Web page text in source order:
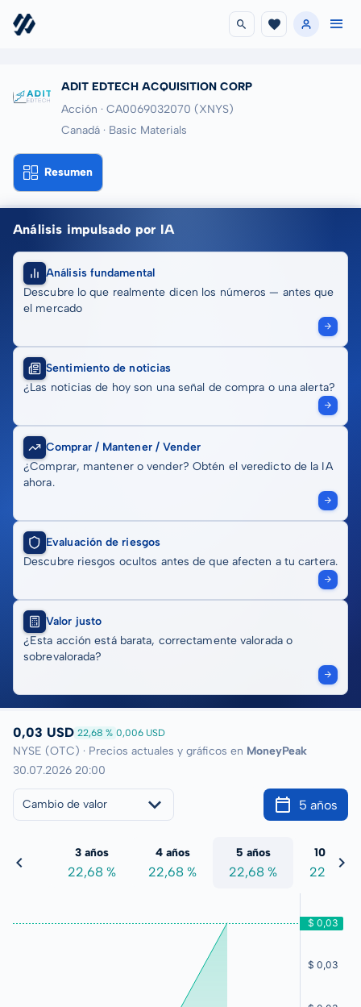
ADIT EDTECH ACQUISITION CORP
Acción · CA0069032070 (XNYS)
Canadá · Basic Materials
Resumen
Análisis impulsado por IA
Análisis fundamental
Descubre lo que realmente dicen los números — antes que
el mercado
Sentimiento de noticias
¿Las noticias de hoy son una señal de compra o una alerta?
Comprar / Mantener / Vender
¿Comprar, mantener o vender? Obtén el veredicto de la IA
ahora.
Evaluación de riesgos
Descubre riesgos ocultos antes de que afecten a tu cartera.
Valor justo
¿Esta acción está barata, correctamente valorada o
sobrevalorada?
0,03 USD 22,68 % 0,006 USD
NYSE (OTC) · Precios actuales y gráficos en MoneyPeak
30.07.2026 20:00
Cambio de valor 5 años
%
3 años
22,68 %
4 años
22,68 %
5 años
22,68 %
10 años
22,68 %